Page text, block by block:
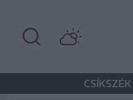
CSÍKSZÉK